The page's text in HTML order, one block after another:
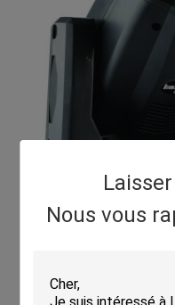
Nous vous